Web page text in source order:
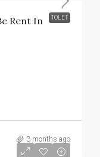
TOLET
Rent In
3 months ago